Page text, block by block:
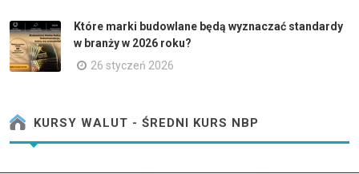
Które marki budowlane będą wyznaczać standardy
w branży w 2026 roku?
26 styczeń 2026
KURSY WALUT - ŚREDNI KURS NBP